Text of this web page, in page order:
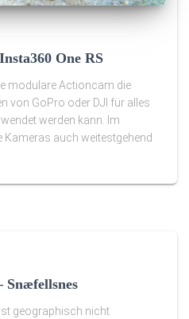
One RS
modulare Actioncam die
von GoPro oder DJI für alles
werden kann. Im
Kameras auch weitestgehend
Snæfellsnes
geographisch nicht